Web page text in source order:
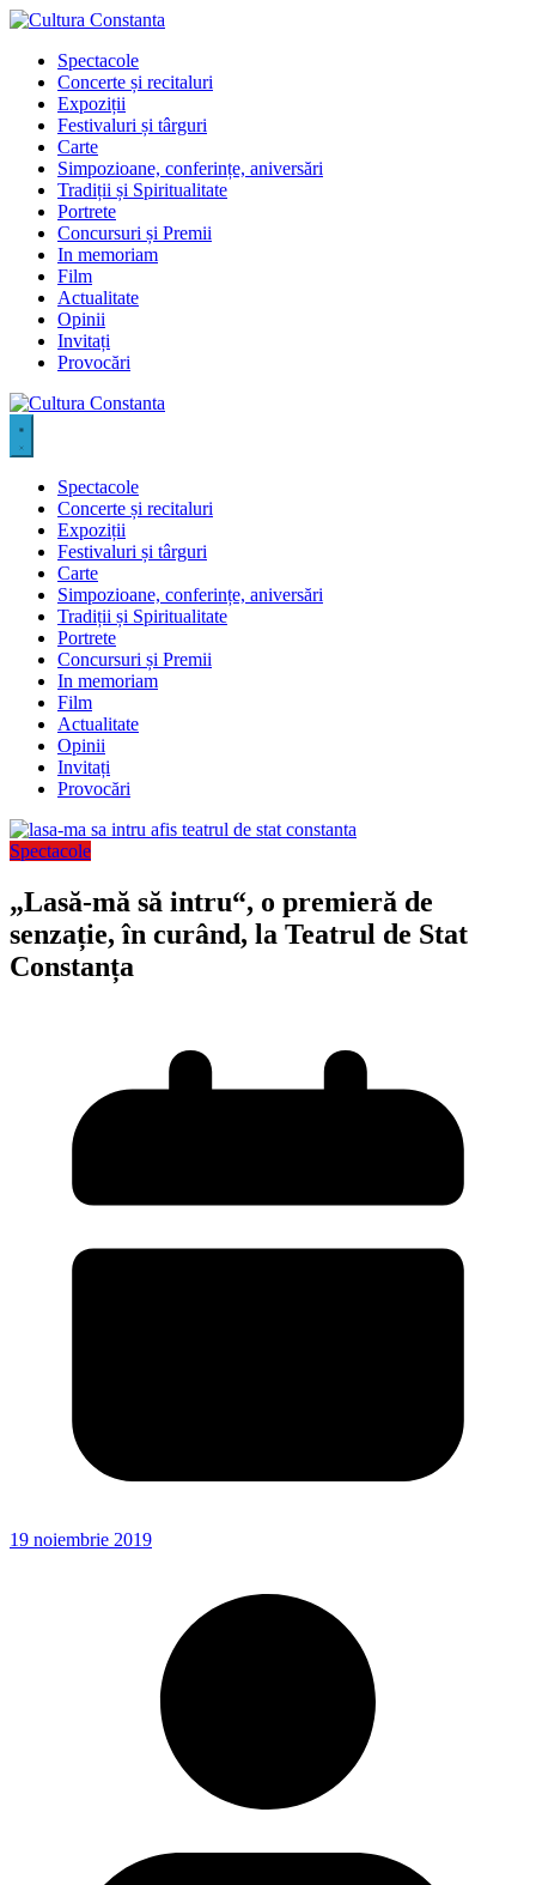
Sari
conținutSpectacole
Concerte și recitaluri
Expoziții
Festivaluri și târguri
Carte
Simpozioane, conferințe, aniversări
Tradiții și Spiritualitate
Portrete
Concursuri și Premii
In memoriam
Film
Actualitate
Opinii
Invitați
Provocări
Spectacole
Concerte și recitaluri
Expoziții
Festivaluri și târguri
Carte
Simpozioane, conferințe, aniversări
Tradiții și Spiritualitate
Portrete
Concursuri și Premii
In memoriam
Film
Actualitate
Opinii
Invitați
Provocări
Spectacole
„Lasă-mă să intru“, o premieră de
senzație, în curând, la Teatrul de Stat
Constanța
19 noiembrie 2019